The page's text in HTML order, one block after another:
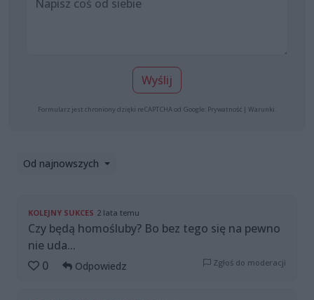
Wyślij
Formularz jest chroniony dzięki reCAPTCHA od Google: Prywatność | Warunki
Od najnowszych
KOLEJNY SUKCES 2 lata temu
Czy będą homośluby? Bo bez tego się na pewno
nie uda...
0
Odpowiedz Zgłoś do moderacji